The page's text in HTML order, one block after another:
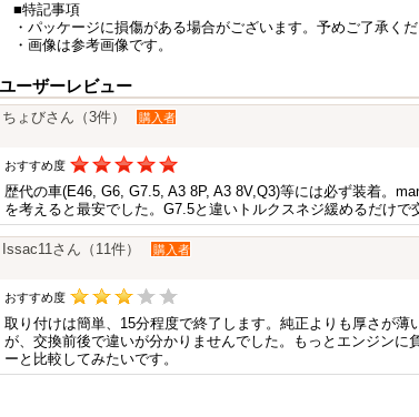
■特記事項
・パッケージに損傷がある場合がございます。予めご了承くだ
・画像は参考画像です。
ユーザーレビュー
ちょびさん（3件） 購入者
おすすめ度
歴代の車(E46, G6, G7.5, A3 8P, A3 8V,Q3)等には必ず装着。
を考えると最安でした。G7.5と違いトルクスネジ緩めるだけで
Issac11さん（11件） 購入者
おすすめ度
取り付けは簡単、15分程度で終了します。純正よりも厚さが
が、交換前後で違いが分かりませんでした。もっとエンジン
ーと比較してみたいです。